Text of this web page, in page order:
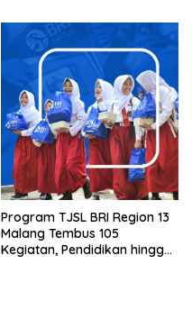
Program TJSL BRI Region 13
Malang Tembus 105
Kegiatan, Pendidikan hingga